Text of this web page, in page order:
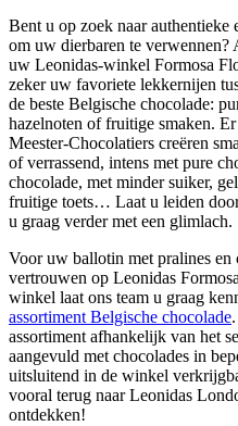
Bent u op zoek naar
om uw dierbaren te verwennen?
uw Leonidas-winkel Formosa
zeker uw favoriete lekkernijen
de beste Belgische chocolade:
hazelnoten of fruitige smaken.
Meester-Chocolatiers creëren
of verrassend, intens met pure
chocolade, met minder suiker,
fruitige toets… Laat u leiden
u graag verder met een glimlach.
Voor uw ballotin met pralines
vertrouwen op Leonidas
winkel laat ons team u graag
assortiment Belgische chocolade
assortiment afhankelijk van het
aangevuld met chocolades in
uitsluitend in de winkel
vooral terug naar Leonidas
ontdekken!